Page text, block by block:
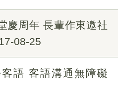
慶周年 長輩作東邀社
08-25
語 客語溝通無障礙